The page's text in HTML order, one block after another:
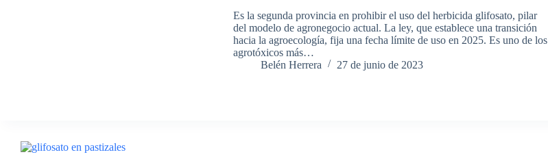
Es la segunda provincia en prohibir el uso del herbicida glifosato, pilar
del modelo de agronegocio actual. La ley, que establece una transición
hacia la agroecología, fija una fecha límite de uso en 2025. Es uno de los
agrotóxicos más…
Belén Herrera
27 de junio de 2023